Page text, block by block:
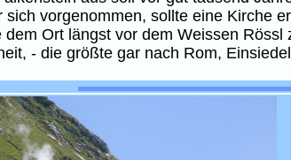
sich vorgenommen, sollte eine Kirche
Ort längst vor dem Weissen
- die größte gar nach Rom,